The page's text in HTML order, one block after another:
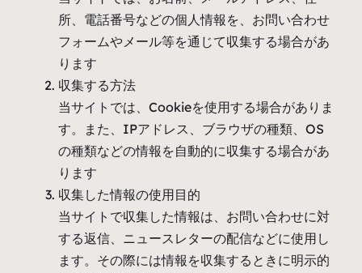
所、電話番号などの個人情報を、お問い合わせ
フォームやメール等を通じて収集する場合があ
ります
収集する方法
当サイトでは、Cookieを使用する場合がありま
す。また、IPアドレス、ブラウザの種類、OS
の種類などの情報を自動的に収集する場合があ
ります
収集した情報の使用目的
当サイトで収集した情報は、お問い合わせに対
する返信、ニュースレターの配信などに使用し
ます。その際には情報を収集するときに明示的